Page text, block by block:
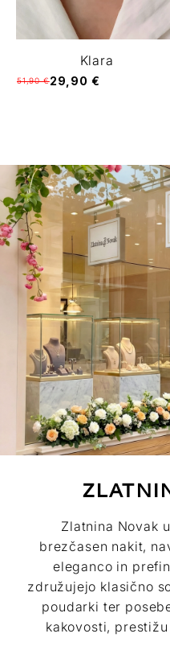
Klara
51,90 €29,90 €
Zlatnina Novak
brezčasen nakit,
eleganco in
združujejo klasično
poudarki ter
kakovosti,